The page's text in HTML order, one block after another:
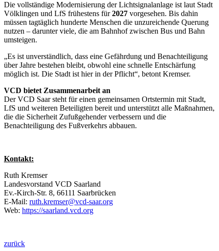
Die vollständige Modernisierung der Lichtsignalanlage ist laut Stadt
Völklingen und LfS frühestens für2027 vorgesehen. Bis dahin
müssen tagtäglich hunderte Menschen die unzureichende Querung
nutzen – darunter viele, die am Bahnhof zwischen Bus und Bahn
umsteigen.
„Es ist unverständlich, dass eine Gefährdung und Benachteiligung
über Jahre bestehen bleibt, obwohl eine schnelle Entschärfung
möglich ist. Die Stadt ist hier in der Pflicht“, betont Kremser.
VCD bietet Zusammenarbeit an
Der VCD Saar steht für einen gemeinsamen Ortstermin mit Stadt,
LfS und weiteren Beteiligten bereit und unterstützt alle Maßnahmen,
die die Sicherheit Zufußgehender verbessern und die
Benachteiligung des Fußverkehrs abbauen.
Kontakt:
Ruth Kremser
Landesvorstand VCD Saarland
Ev.-Kirch-Str. 8, 66111 Saarbrücken
E-Mail: ruth.kremser@vcd-saar.org
Web: https://saarland.vcd.org
zurück